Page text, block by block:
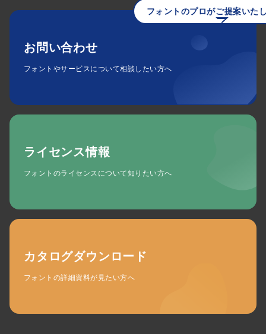
フォントのプロがご提案いた
お問い合わせ
フォントやサービスについて相談したい方へ
ライセンス情報
フォントのライセンスについて知りたい方へ
カタログダウンロード
フォントの詳細資料が見たい方へ